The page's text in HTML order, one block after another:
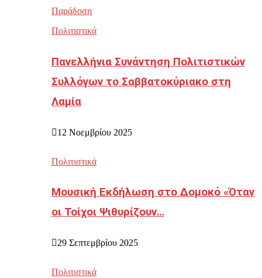
Παράδοση
Πολιτιστικά
Πανελλήνια Συνάντηση Πολιτιστικών
Συλλόγων το Σαββατοκύριακο στη
Λαμία
12 Νοεμβρίου 2025
Πολιτιστικά
Μουσική Εκδήλωση στο Δομοκό «Όταν
οι Τοίχοι Ψιθυρίζουν…
29 Σεπτεμβρίου 2025
Πολιτιστικά